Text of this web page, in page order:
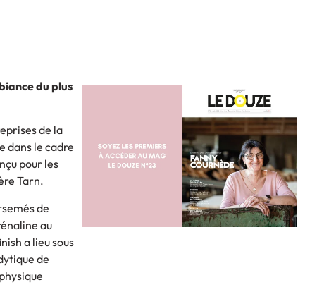
du plus
de la
dans le cadre
pour les
Tarn.
de
au
a lieu sous
de